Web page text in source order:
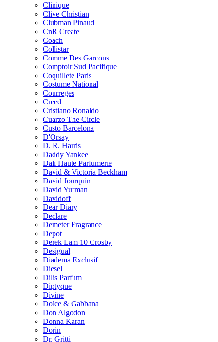
Clinique
Clive Christian
Clubman Pinaud
CnR Create
Coach
Collistar
Comme Des Garcons
Comptoir Sud Pacifique
Coquillete Paris
Costume National
Courreges
Creed
Cristiano Ronaldo
Cuarzo The Circle
Custo Barcelona
D'Orsay
D. R. Harris
Daddy Yankee
Dali Haute Parfumerie
David & Victoria Beckham
David Jourquin
David Yurman
Davidoff
Dear Diary
Declare
Demeter Fragrance
Depot
Derek Lam 10 Crosby
Desigual
Diadema Exclusif
Diesel
Dilis Parfum
Diptyque
Divine
Dolce & Gabbana
Don Algodon
Donna Karan
Dorin
Dr. Gritti